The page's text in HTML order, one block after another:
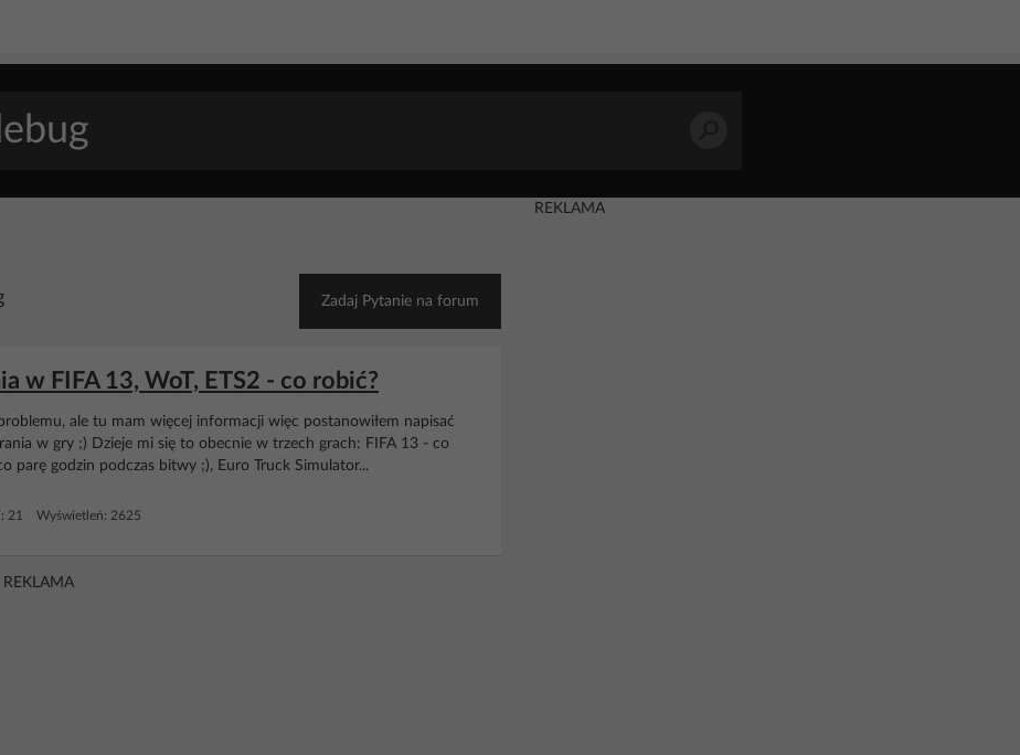
Zadaj Pytanie na forum
w FIFA 13, WoT, ETS2 - co robić?
ale tu mam więcej informacji więc postanowiłem napisać
w gry ;) Dzieje mi się to obecnie w trzech grach: FIFA 13 - co
parę godzin podczas bitwy ;), Euro Truck Simulator...
21 Wyświetleń: 2625
REKLAMA
REKLAMA